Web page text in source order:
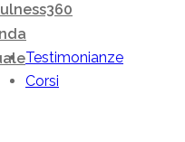
Testimonianze
Corsi